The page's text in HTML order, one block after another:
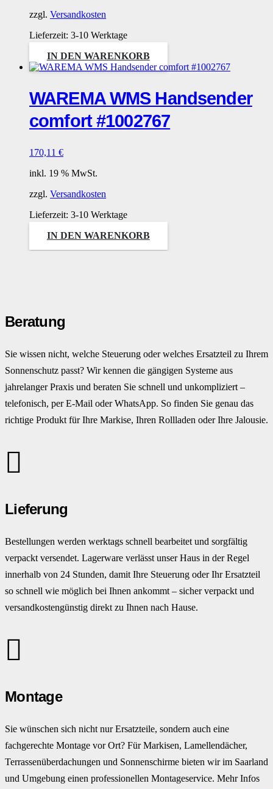
zzgl. Versandkosten
Lieferzeit: 3-10 Werktage
IN DEN WARENKORB
WAREMA WMS Handsender
comfort #1002767
170,11 €
inkl. 19 % MwSt.
zzgl. Versandkosten
Lieferzeit: 3-10 Werktage
IN DEN WARENKORB
Beratung
Sie wissen nicht, welche Steuerung oder welches Ersatzteil zu Ihrem
Sonnenschutz passt? Wir kennen die gängigen Systeme aus
jahrelanger Praxis und beraten Sie schnell und unkompliziert –
telefonisch, per E-Mail oder WhatsApp. So finden Sie genau das
richtige Produkt für Ihre Markise, Ihren Rollladen oder Ihre Jalousie.
Lieferung
Bestellungen werden werktags schnell bearbeitet und sorgfältig
verpackt versendet. Lagerware verlässt unser Haus in der Regel
innerhalb von 24 Stunden, damit Ihre Steuerung oder Ihr Ersatzteil
so schnell wie möglich bei Ihnen ankommt – sicher verpackt und
versandkostengünstig direkt zu Ihnen nach Hause.
Montage
Sie wünschen sich nicht nur Ersatzteile, sondern auch eine
fachgerechte Montage vor Ort? Für Markisen, Lamellendächer,
Terrassenüberdachungen und Sonnenschirme bieten wir im Saarland
und Umgebung einen professionellen Montageservice. Mehr Infos